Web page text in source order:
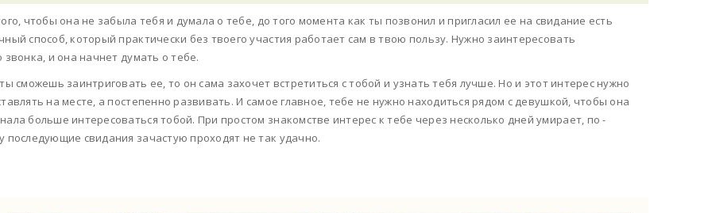
чтобы она не забыла тебя и думала о тебе, до того момента как ты позвонил и пригласил ее на свидание есть
способ, который практически без твоего участия работает сам в твою пользу. Нужно заинтересовать
звонка, и она начнет думать о тебе.
сможешь заинтриговать ее, то он сама захочет встретиться с тобой и узнать тебя лучше. Но и этот интерес нужно
на месте, а постепенно развивать. И самое главное, тебе не нужно находиться рядом с девушкой, чтобы она
больше интересоваться тобой. При простом знакомстве интерес к тебе через несколько дней умирает, по -
последующие свидания зачастую проходят не так удачно.